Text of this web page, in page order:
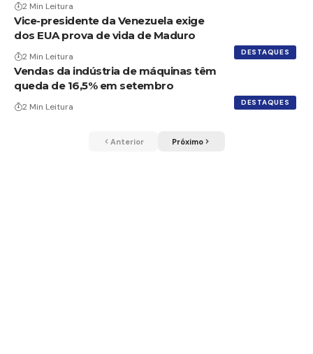
2 Min Leitura
DESTAQUES
Vice-presidente da Venezuela exige
dos EUA prova de vida de Maduro
2 Min Leitura
DESTAQUES
Vendas da indústria de máquinas têm
queda de 16,5% em setembro
2 Min Leitura
Anterior Próximo